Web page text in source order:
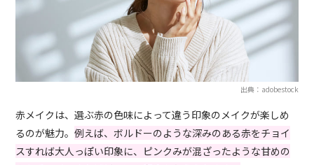
出典：adobestock
赤メイクは、選ぶ赤の色味によって違う印象のメイクが楽しめ
るのが魅力。例えば、ボルドーのような深みのある赤をチョイ
スすれば大人っぽい印象に、ピンクみが混ざったような甘めの